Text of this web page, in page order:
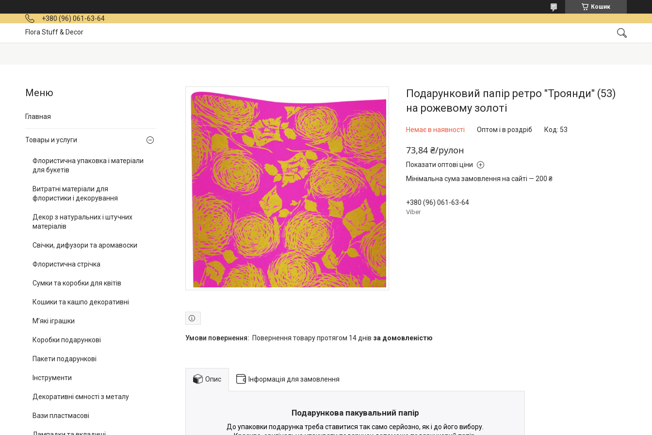
Кошик
+380 (96) 061-63-64
Flora Stuff & Decor
Подарунковий папір ретро "Троянди" (53)
на рожевому золоті
Немає в наявності Оптом і в роздріб Код: 53
73,84 ₴/рулон
Показати оптові ціни
Мінімальна сума замовлення на сайті — 200 ₴
+380 (96) 061-63-64
Viber
повернення товару протягом 14 днів за домовленістю
Опис Інформація для замовлення
Подарункова пакувальний папір
До упаковки подарунка треба ставитися так само серйозно, як і до його вибору.
Главная
Товары и услуги
Флористична упаковка і матеріали
для букетів
Витратні матеріали для
флористики і декорування
Декор з натуральних і штучних
матеріалів
Свічки, дифузори та аромавоски
Флористична стрічка
Сумки та коробки для квітів
Кошики та кашпо декоративні
М’які іграшки
Коробки подарункові
Пакети подарункові
Інструменти
Декоративні ємності з металу
Вази пластмасові